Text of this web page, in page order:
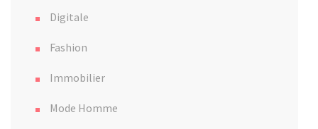
Digitale
Fashion
Immobilier
Mode Homme